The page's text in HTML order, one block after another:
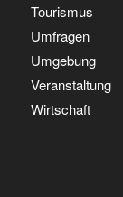
Tourismus
Umfragen
Umgebung
Veranstaltung
Wirtschaft